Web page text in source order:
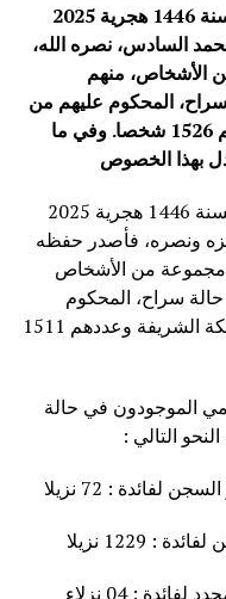
بمناسبة عيد الأضحى المبارك لهذه السنة 1446 هجرية 2025
السادس، نصره الله،
الأشخاص، منهم
المحكوم عليهم من
. وفي ما
بهذا الخصوص
“بمناسبة عيد الأضحى المبارك لهذه السنة 1446 هجرية 2025
عزه ونصره، فأصدر حفظه
مجموعة من الأشخاص
سراح، المحكوم
عليهم من طرف مختلف محاكم المملكة الشريفة وعددهم 1511
الموجودون في حالة
: 72 نزيلا
نزيلا
: 04 نزلاء